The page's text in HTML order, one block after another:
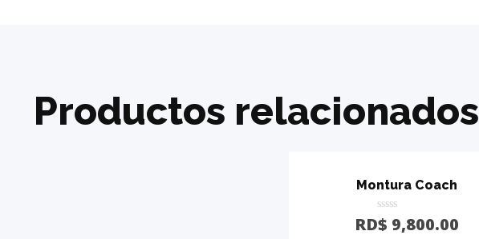
Productos relacionados
Montura Coach
Calificado
0
RD$ 9,800.00